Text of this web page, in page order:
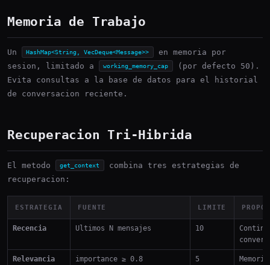
Memoria de Trabajo
Un HashMap<String, VecDeque<Message>>
en memoria por
sesion, limitado a
working_memory_cap
(por defecto 50).
Evita consultas a la base de datos para el historial
de conversacion reciente.
Recuperacion Tri-Hibrida
El metodo get_context
combina tres estrategias de
recuperacion:
ESTRATEGIA FUENTE LIMITE
Recencia Ultimos N mensajes 10
Relevancia importance ≥ 0.8 5